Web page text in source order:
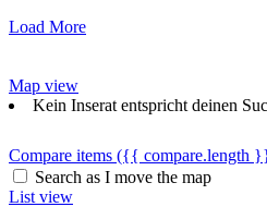
Load More
Map view
Kein Inserat entspricht deinen
Compare items ({{ compare.length
Search as I move the map
List view